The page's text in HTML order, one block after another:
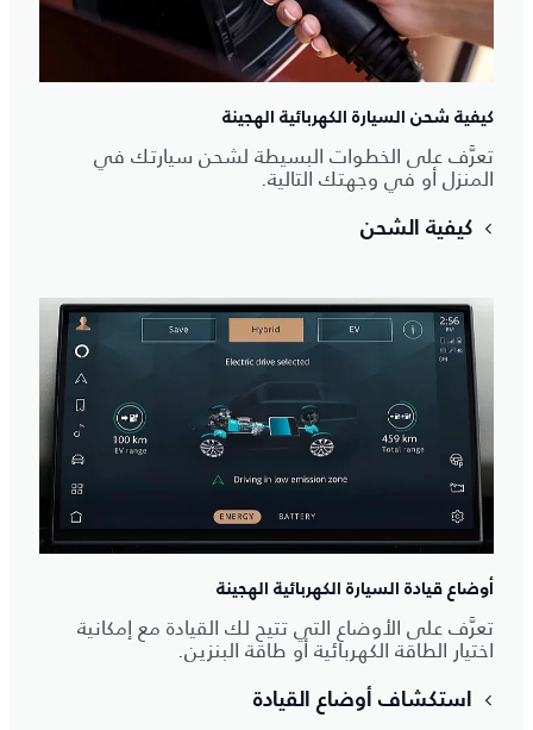
كيفية شحن السيارة الكهربائية الهجينة
تعرَّف على الخطوات البسيطة لشحن سيارتك في
المنزل أو في وجهتك التالية.
كيفية الشحن
أوضاع قيادة السيارة الكهربائية الهجينة
تعرَّف على الأوضاع التي تتيح لك القيادة مع إمكانية
اختيار الطاقة الكهربائية أو طاقة البنزين.
استكشاف أوضاع القيادة